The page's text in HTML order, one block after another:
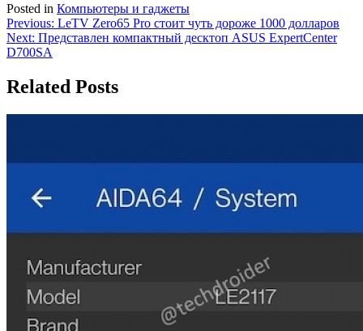
Posted in Компьютеры и гаджеты
Навигация
по
Previous: LeTV Zero65 Pro стоит чуть дороже 1000 долларов
Next: Представлен компактный десктоп ASUS ExpertCenter
D700SA
Related Posts